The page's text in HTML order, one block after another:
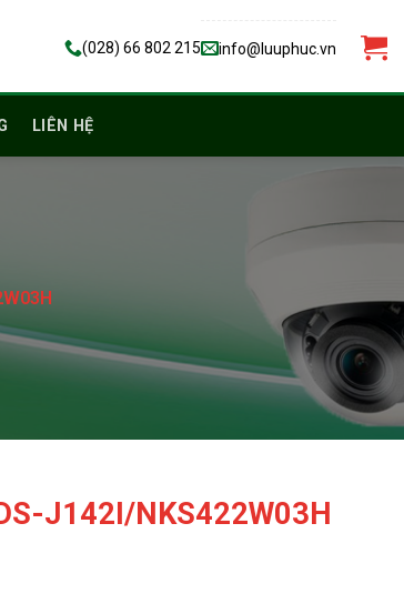
(028) 66 802 215 info@luuphuc.vn
LIÊN HỆ
J142I/NKS422W03H